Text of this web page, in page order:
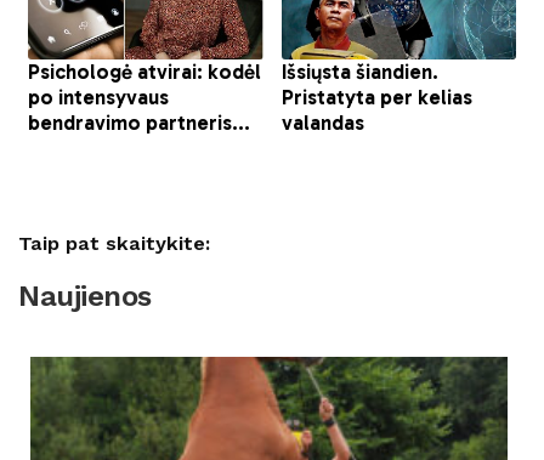
Taip pat skaitykite:
Naujienos